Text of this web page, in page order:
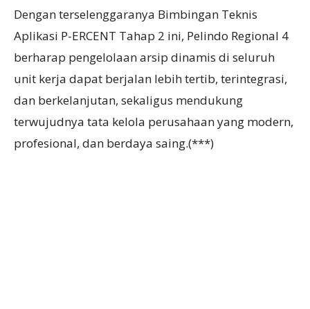
Dengan terselenggaranya Bimbingan Teknis
Aplikasi P-ERCENT Tahap 2 ini, Pelindo Regional 4
berharap pengelolaan arsip dinamis di seluruh
unit kerja dapat berjalan lebih tertib, terintegrasi,
dan berkelanjutan, sekaligus mendukung
terwujudnya tata kelola perusahaan yang modern,
profesional, dan berdaya saing.(***)